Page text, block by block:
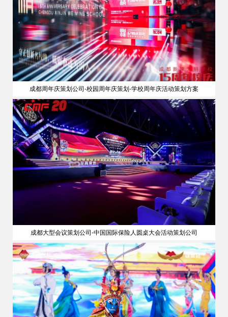
成都周年庆策划公司-校园周年庆策划-学校周年庆活动策划方案
成都大型会议策划公司-中国国际保险人圆桌大会活动策划公司